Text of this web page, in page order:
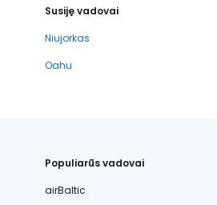
Susiję vadovai
Niujorkas
Oahu
Populiarūs vadovai
airBaltic